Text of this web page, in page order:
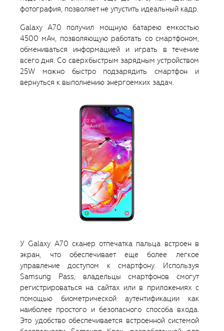
фотография, позволяет не упустить идеальный кадр.
Galaxy A70 получил мощную батарею емкостью
4500 мАч, позволяющую работать со смартфоном,
обмениваться информацией и играть в течение
всего дня. Со сверхбыстрым зарядным устройством
25W можно быстро подзарядить смартфон и
вернуться к выполнению энергоемких задач.
У Galaxy A70 сканер отпечатка пальца встроен в
экран, что обеспечивает еще более легкое
управление доступом к смартфону. Используя
Samsung Pass, владельцы смартфонов смогут
регистрироваться на сайтах или в приложениях с
помощью биометрической аутентификации как
наиболее простого и безопасного способа входа.
Это удобство обеспечивается встроенной системой